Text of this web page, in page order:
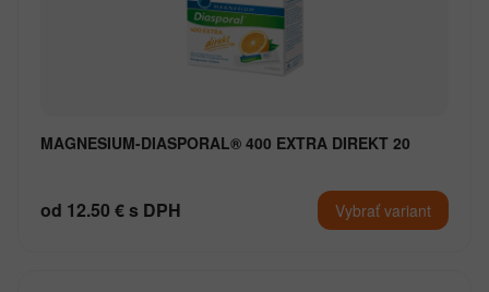
MAGNESIUM-DIASPORAL® 400 EXTRA DIREKT 20
od 12.50 € s DPH Vybrať variant